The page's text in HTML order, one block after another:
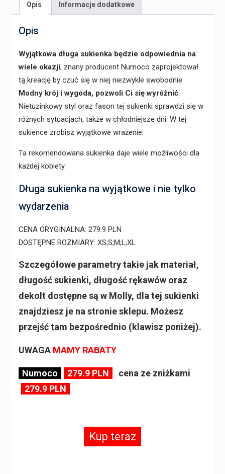
Opis Informacje dodatkowe
Opis
Wyjątkowa długa sukienka będzie odpowiednia na
wiele okazji, znany producent Numoco zaprojektował
tą kreację by czuć się w niej niezwykle swobodnie.
Modny krój i wygoda, pozwoli Ci się wyróżnić.
Nietuzinkowy styl oraz fason tej sukienki sprawdzi się w
różnych sytuacjach, także w chłodniejsze dni. W tej
sukience zrobisz wyjątkowe wrażenie.
Ta rekomendowana sukienka daje wiele możliwości dla
każdej kobiety.
Długa sukienka na wyjątkowe i nie tylko
wydarzenia
CENA ORYGINALNA: 279.9 PLN
DOSTĘPNE ROZMIARY: XS;S;M;L;XL
Szczegółowe parametry takie jak materiał,
długość sukienki, długość rękawów oraz
dekolt dostępne są w Molly, dla tej sukienki
znajdziesz je na stronie sklepu. Możesz
przejść tam bezpośrednio (klawisz poniżej).
UWAGA MAMY RABATY
Numoco 279.9 PLN
cena ze zniżkami
279.9 PLN
Kup teraz